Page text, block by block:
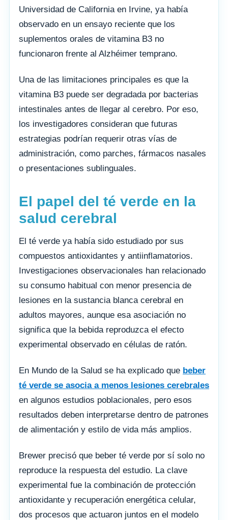
Universidad de California en Irvine, ya había
observado en un ensayo reciente que los
suplementos orales de vitamina B3 no
funcionaron frente al Alzhéimer temprano.
Una de las limitaciones principales es que la
vitamina B3 puede ser degradada por bacterias
intestinales antes de llegar al cerebro. Por eso,
los investigadores consideran que futuras
estrategias podrían requerir otras vías de
administración, como parches, fármacos nasales
o presentaciones sublinguales.
El papel del té verde en la
salud cerebral
El té verde ya había sido estudiado por sus
compuestos antioxidantes y antiinflamatorios.
Investigaciones observacionales han relacionado
su consumo habitual con menor presencia de
lesiones en la sustancia blanca cerebral en
adultos mayores, aunque esa asociación no
significa que la bebida reproduzca el efecto
experimental observado en células de ratón.
En Mundo de la Salud se ha explicado que beber
té verde se asocia a menos lesiones cerebrales
en algunos estudios poblacionales, pero esos
resultados deben interpretarse dentro de patrones
de alimentación y estilo de vida más amplios.
Brewer precisó que beber té verde por sí solo no
reproduce la respuesta del estudio. La clave
experimental fue la combinación de protección
antioxidante y recuperación energética celular,
dos procesos que actuaron juntos en el modelo